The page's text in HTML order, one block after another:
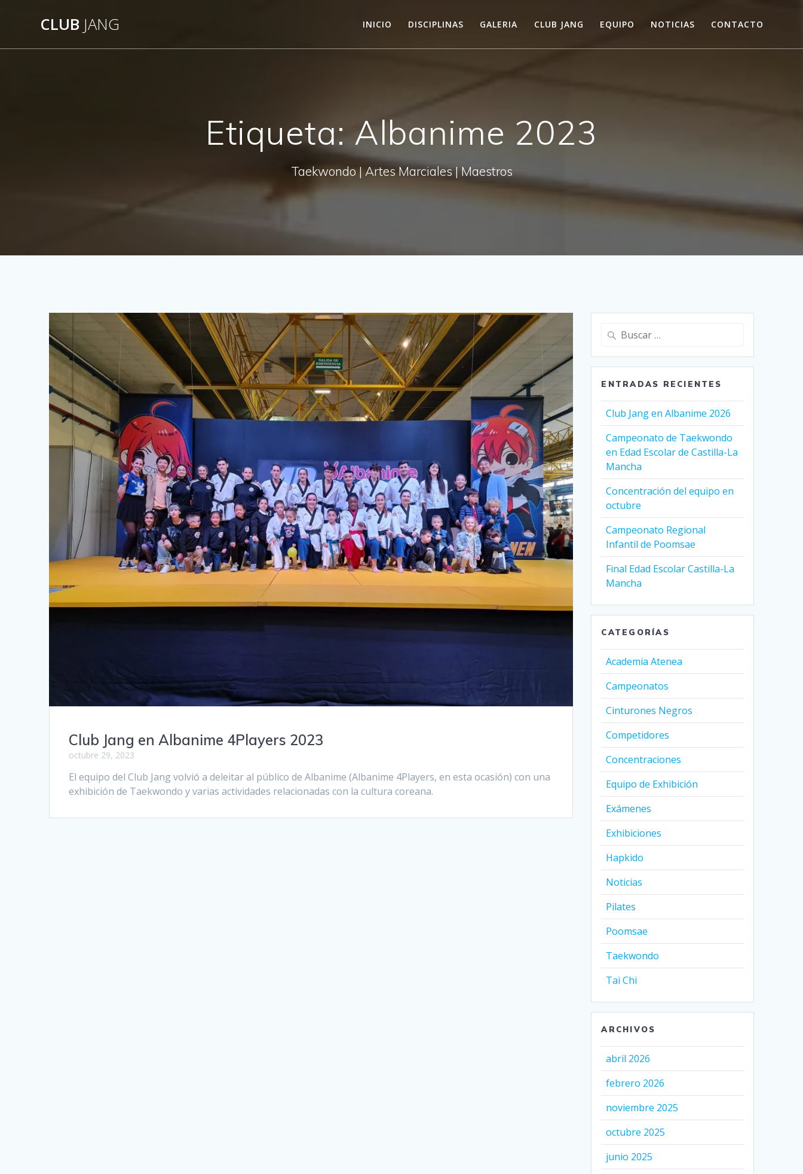
CLUB JANG INICIO DISCIPLINAS GALERIA CLUB JANG EQUIPO NOTICIAS CONTACTO
Etiqueta:Albanime 2023
Taekwondo | Artes Marciales | Maestros
Club Jang en Albanime 4Players 2023
octubre 29, 2023
El equipo del Club Jang volvió a deleitar al público de Albanime (Albanime 4Players, en esta ocasión) con una
exhibición de Taekwondo y varias actividades relacionadas con la cultura coreana.
Buscar:
ENTRADAS RECIENTES
Club Jang en Albanime 2026
Campeonato de Taekwondo
en Edad Escolar de Castilla-La
Mancha
Concentración del equipo en
octubre
Campeonato Regional
Infantil de Poomsae
Final Edad Escolar Castilla-La
Mancha
CATEGORÍAS
Academia Atenea
Campeonatos
Cinturones Negros
Competidores
Concentraciones
Equipo de Exhibición
Exámenes
Exhibiciones
Hapkido
Noticias
Pilates
Poomsae
Taekwondo
Tai Chi
ARCHIVOS
abril 2026
febrero 2026
noviembre 2025
octubre 2025
junio 2025